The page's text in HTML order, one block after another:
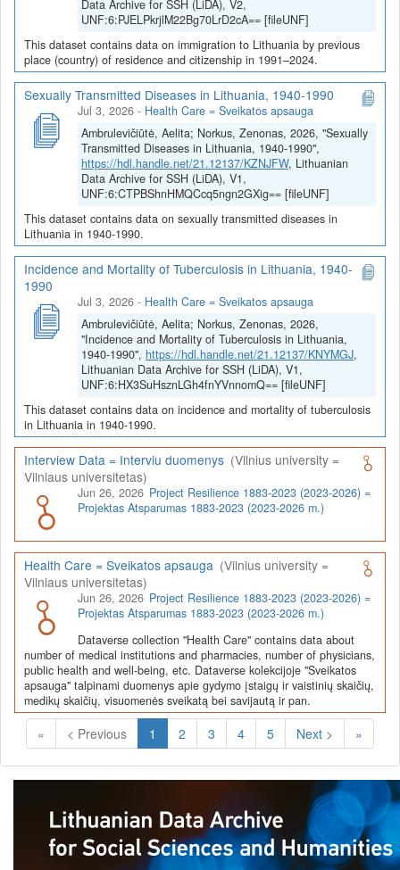
Data Archive for SSH (LiDA), V2,
UNF:6:PJELPkrjlM22Bg70LrD2cA== [fileUNF]
This dataset contains data on immigration to Lithuania by previous
place (country) of residence and citizenship in 1991–2024.
Sexually Transmitted Diseases in Lithuania, 1940-1990
Jul 3, 2026 - Health Care = Sveikatos apsauga
Ambrulevičiūtė, Aelita; Norkus, Zenonas, 2026, "Sexually
Transmitted Diseases in Lithuania, 1940-1990",
https://hdl.handle.net/21.12137/KZNJFW, Lithuanian
Data Archive for SSH (LiDA), V1,
UNF:6:CTPBShnHMQCcq5ngn2GXig== [fileUNF]
This dataset contains data on sexually transmitted diseases in
Lithuania in 1940-1990.
Incidence and Mortality of Tuberculosis in Lithuania, 1940-
1990
Jul 3, 2026 - Health Care = Sveikatos apsauga
Ambrulevičiūtė, Aelita; Norkus, Zenonas, 2026,
"Incidence and Mortality of Tuberculosis in Lithuania,
1940-1990", https://hdl.handle.net/21.12137/KNYMGJ,
Lithuanian Data Archive for SSH (LiDA), V1,
UNF:6:HX3SuHsznLGh4fnYVnnomQ== [fileUNF]
This dataset contains data on incidence and mortality of tuberculosis
in Lithuania in 1940-1990.
Interview Data = Interviu duomenys (Vilnius university =
Vilniaus universitetas)
Jun 26, 2026 Project Resilience 1883-2023 (2023-2026) =
Projektas Atsparumas 1883-2023 (2023-2026 m.)
Health Care = Sveikatos apsauga (Vilnius university =
Vilniaus universitetas)
Jun 26, 2026 Project Resilience 1883-2023 (2023-2026) =
Projektas Atsparumas 1883-2023 (2023-2026 m.)
Dataverse collection "Health Care" contains data about
number of medical institutions and pharmacies, number of physicians,
public health and well-being, etc. Dataverse kolekcijoje "Sveikatos
apsauga" talpinami duomenys apie gydymo įstaigų ir vaistinių skaičių,
medikų skaičių, visuomenės sveikatą bei savijautą ir pan.
« < Previous 1 (Current)
2 3 4 5 Next > »